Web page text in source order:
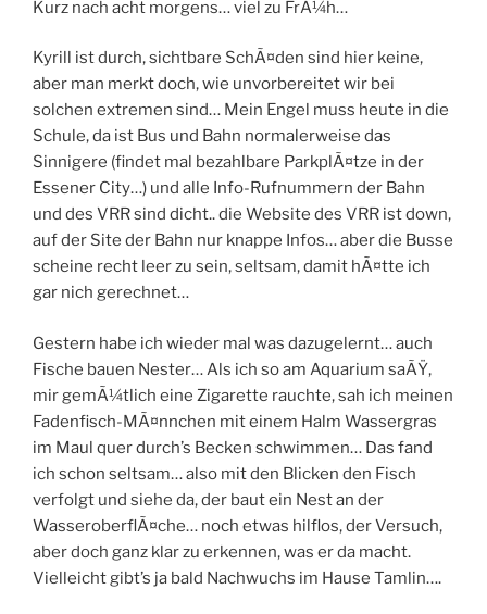
Kurz nach acht morgens… viel zu FrÃ¼h…
Kyrill ist durch, sichtbare SchÃ¤den sind hier keine,
aber man merkt doch, wie unvorbereitet wir bei
solchen extremen sind… Mein Engel muss heute in die
Schule, da ist Bus und Bahn normalerweise das
Sinnigere (findet mal bezahlbare ParkplÃ¤tze in der
Essener City…) und alle Info-Rufnummern der Bahn
und des VRR sind dicht.. die Website des VRR ist down,
auf der Site der Bahn nur knappe Infos… aber die Busse
scheine recht leer zu sein, seltsam, damit hÃ¤tte ich
gar nich gerechnet…
Gestern habe ich wieder mal was dazugelernt… auch
Fische bauen Nester… Als ich so am Aquarium saÃŸ,
mir gemÃ¼tlich eine Zigarette rauchte, sah ich meinen
Fadenfisch-MÃ¤nnchen mit einem Halm Wassergras
im Maul quer durch’s Becken schwimmen… Das fand
ich schon seltsam… also mit den Blicken den Fisch
verfolgt und siehe da, der baut ein Nest an der
WasseroberflÃ¤che… noch etwas hilflos, der Versuch,
aber doch ganz klar zu erkennen, was er da macht.
Vielleicht gibt’s ja bald Nachwuchs im Hause Tamlin….